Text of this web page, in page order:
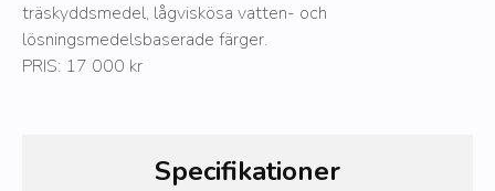
träskyddsmedel, lågviskösa vatten- och
lösningsmedelsbaserade färger.
PRIS: 17 000 kr
Specifikationer